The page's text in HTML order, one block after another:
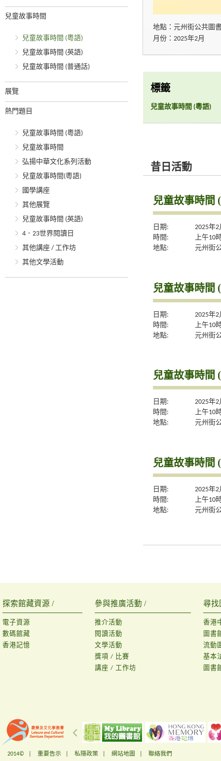
兒童故事時間
兒童故事時間 (粵語)
兒童故事時間 (英語)
兒童故事時間 (普通話)
展覽
熱門題目
兒童故事時間 (粵語)
兒童故事時間
弘揚中華文化系列活動
兒童故事時間(粵語)
國學講座
其他展覽
兒童故事時間 (英語)
4．23世界閱讀日
其他講座 / 工作坊
其他文學活動
地點：元州街公共圖
月份：2025年2月
標籤
兒童故事時間 (粵語)
昔日活動
兒童故事時間
日期:
2025年
時間:
上午10
地點:
元州街
兒童故事時間
日期:
2025年
時間:
上午10
地點:
元州街
兒童故事時間
日期:
2025年
時間:
上午10
地點:
元州街
兒童故事時間
日期:
2025年
時間:
上午10
地點:
元州街
探索館藏資源 /
電子資源
數碼館藏
香港記憶
參與推廣活動 /
推介活動
閱讀活動
文學活動
獎項 / 比賽
講座 / 工作坊
尋找
香港
圖書
流動
基本
圖書
2014© | 重要告示 私隱政策 網站地圖 聯絡我們